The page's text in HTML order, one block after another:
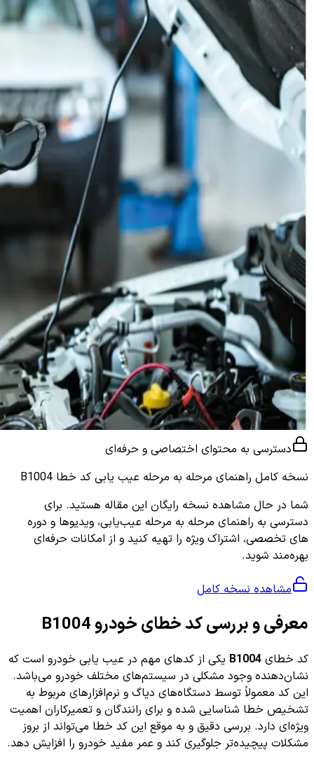
دسترسی به محتوای اختصاصی و حرفه‌ای
نسخه کامل راهنمای مرحله به مرحله عیب یابی کد خطا B1004
شما در حال مشاهده نسخه رایگان این مقاله هستید. برای
دسترسی به راهنمای مرحله به مرحله عیب‌یابی، ویدیوها و دوره
های تخصصی، اشتراک ویژه را تهیه کنید و از امکانات حرفه‌ای
بهره‌مند شوید.
مشاهده نسخه کامل
معرفی و بررسی کد خطای خودرو B1004
کد خطای B1004 یکی از کدهای مهم در عیب یابی خودرو است که
نشان‌دهنده وجود مشکلی در سیستم‌های مختلف خودرو می‌باشد.
این کد معمولاً توسط دستگاه‌های دیاگ و نرم‌افزارهای مربوط به
تشخیص خطا شناسایی شده و برای رانندگان و تعمیرکاران اهمیت
ویژه‌ای دارد. بررسی دقیق و به موقع این کد خطا می‌تواند از بروز
مشکلات پیچیده‌تر جلوگیری کند و عمر مفید خودرو را افزایش دهد.